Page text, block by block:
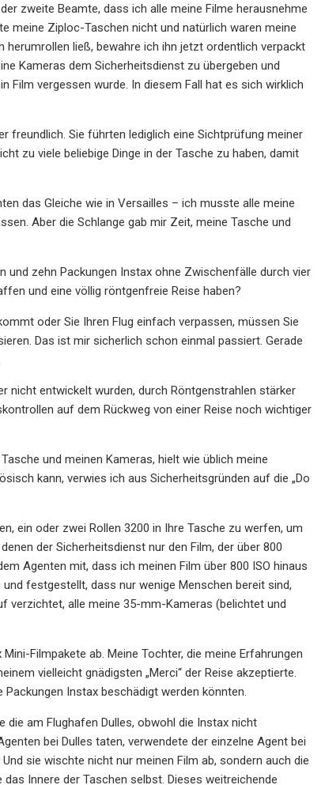
zweite Beamte, dass ich alle meine Filme herausnehme
meine Ziploc-Taschen nicht und natürlich waren meine
herumrollen ließ, bewahre ich ihn jetzt ordentlich verpackt
Kameras dem Sicherheitsdienst zu übergeben und
Film vergessen wurde. In diesem Fall hat es sich wirklich
freundlich. Sie führten lediglich eine Sichtprüfung meiner
zu viele beliebige Dinge in der Tasche zu haben, damit
das Gleiche wie in Versailles – ich musste alle meine
Aber die Schlange gab mir Zeit, meine Tasche und
und zehn Packungen Instax ohne Zwischenfälle durch vier
und eine völlig röntgenfreie Reise haben?
oder Sie Ihren Flug einfach verpassen, müssen Sie
Das ist mir sicherlich schon einmal passiert. Gerade
nicht entwickelt wurden, durch Röntgenstrahlen stärker
auf dem Rückweg von einer Reise noch wichtiger
und meinen Kameras, hielt wie üblich meine
kann, verwies ich aus Sicherheitsgründen auf die „Do
ein oder zwei Rollen 3200 in Ihre Tasche zu werfen, um
der Sicherheitsdienst nur den Film, der über 800
Agenten mit, dass ich meinen Film über 800 ISO hinaus
festgestellt, dass nur wenige Menschen bereit sind,
verzichtet, alle meine 35-mm-Kameras (belichtet und
Filmpakete ab. Meine Tochter, die meine Erfahrungen
vielleicht gnädigsten „Merci“ der Reise akzeptierte.
Instax beschädigt werden könnten.
die am Flughafen Dulles, obwohl die Instax nicht
bei Dulles taten, verwendete der einzelne Agent bei
sie wischte nicht nur meinen Film ab, sondern auch die
Innere der Taschen selbst. Dieses weitreichende